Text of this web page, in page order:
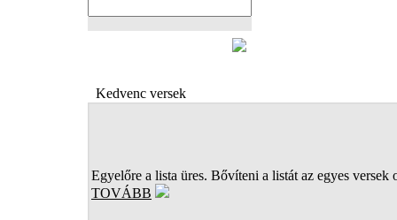
Kedvenc versek
Egyelőre a lista üres. Bővíteni a listát az egyes versek
TOVÁBB